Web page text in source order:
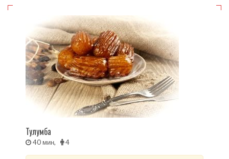
Тулумба
40 мин, 4